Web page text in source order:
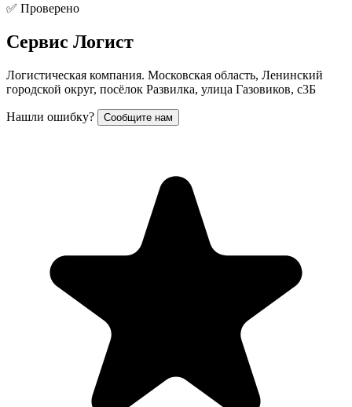
✅ Проверено
Сервис Логист
Логистическая компания. Московская область, Ленинский
городской округ, посёлок Развилка, улица Газовиков, с3Б
Нашли ошибку? Сообщите нам